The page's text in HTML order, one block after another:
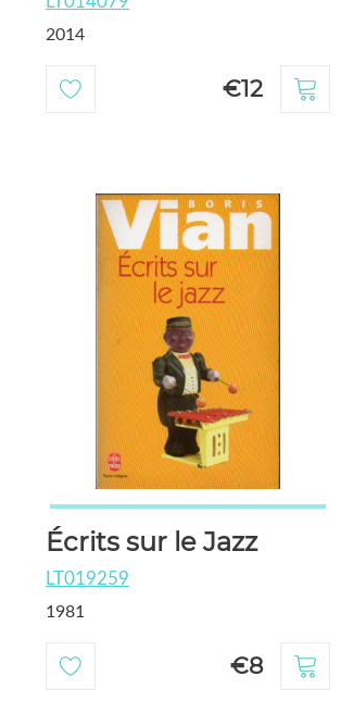
2014
€12
Écrits sur le Jazz
LT019259
1981
€8